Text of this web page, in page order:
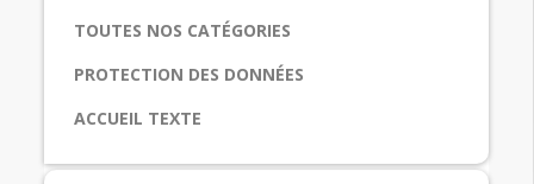
TOUTES NOS CATÉGORIES
PROTECTION DES DONNÉES
ACCUEIL TEXTE